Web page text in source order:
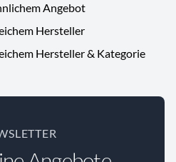
Angebot
Hersteller
Hersteller & Kategorie